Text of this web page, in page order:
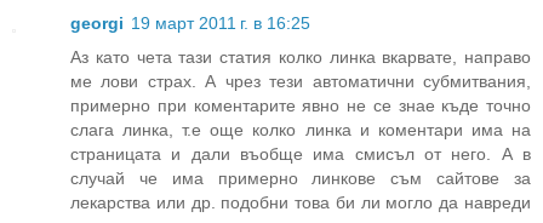
georgi 19 март 2011 г. в 16:25
Аз като чета тази статия колко линка вкарвате, направо
ме лови страх. А чрез тези автоматични субмитвания,
примерно при коментарите явно не се знае къде точно
слага линка, т.е още колко линка и коментари има на
страницата и дали въобще има смисъл от него. А в
случай че има примерно линкове съм сайтове за
лекарства или др. подобни това би ли могло да навреди